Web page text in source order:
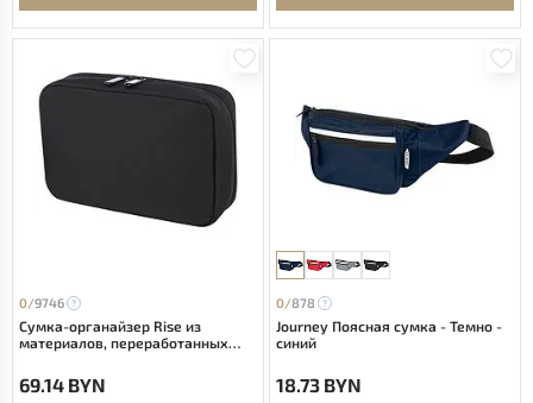
0/9746
Сумка-органайзер Rise из
материалов, переработанных
сплошной черный
69.14 BYN
0/878
Journey Поясная сумка - Темно -
синий
18.73 BYN